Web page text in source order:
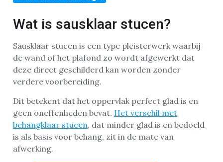
Wat is sausklaar stucen?
Sausklaar stucen is een type pleisterwerk waarbij
de wand of het plafond zo wordt afgewerkt dat
deze direct geschilderd kan worden zonder
verdere voorbereiding.
Dit betekent dat het oppervlak perfect glad is en
geen oneffenheden bevat. Het verschil met
behangklaar stucen, dat minder glad is en bedoeld
is als basis voor behang, zit in de mate van
afwerking.